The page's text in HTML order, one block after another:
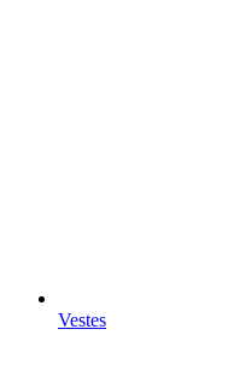
Vestes